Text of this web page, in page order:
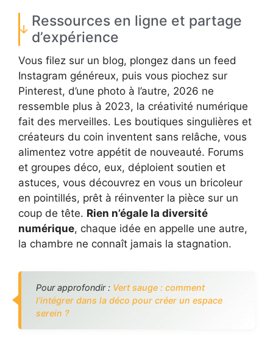
Ressources en ligne et partage
d’expérience
Vous filez sur un blog, plongez dans un feed
Instagram généreux, puis vous piochez sur
Pinterest, d’une photo à l’autre, 2026 ne
ressemble plus à 2023, la créativité numérique
fait des merveilles. Les boutiques singulières et
créateurs du coin inventent sans relâche, vous
alimentez votre appétit de nouveauté. Forums
et groupes déco, eux, déploient soutien et
astuces, vous découvrez en vous un bricoleur
en pointillés, prêt à réinventer la pièce sur un
coup de tête. Rien n’égale la diversité
numérique, chaque idée en appelle une autre,
la chambre ne connaît jamais la stagnation.
Pour approfondir : Vert sauge : comment
l’intégrer dans la déco pour créer un espace
serein ?